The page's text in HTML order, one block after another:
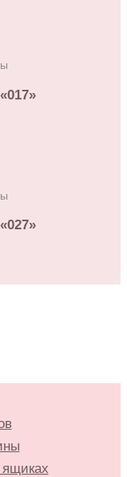
ящиках